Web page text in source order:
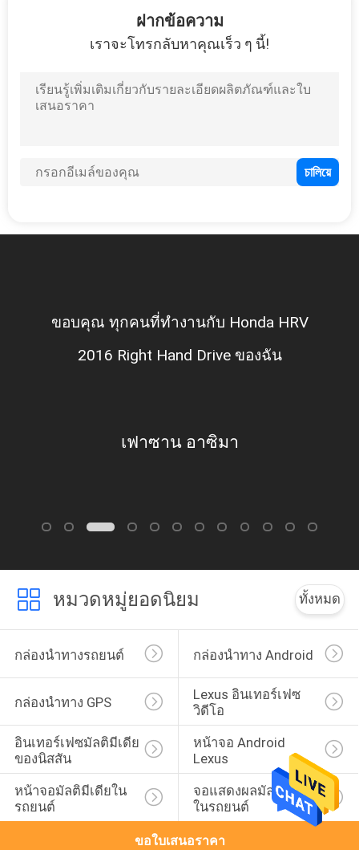
ฝากข้อความ
เราจะโทรกลับหาคุณเร็ว ๆ นี้!
ขอบคุณ ทุกคนที่ทำงานกับ Honda HRV
2016 Right Hand Drive ของฉัน
เฟาซาน อาซิมา
หมวดหมู่ยอดนิยม ทั้งหมด
กล่องนำทางรถยนต์ กล่องนำทาง Android
กล่องนำทาง GPS
Lexus อินเทอร์เฟซ
วิดีโอ
อินเทอร์เฟซมัลติมีเดีย
ของนิสสัน
หน้าจอ Android
Lexus
หน้าจอมัลติมีเดียใน
รถยนต์
จอแสดงผลมัลติมีเดีย
ในรถยนต์
ขอใบเสนอราคา